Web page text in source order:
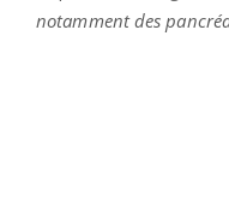
notamment des